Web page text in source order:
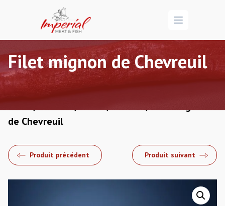
Open menu
Filet mignon de Chevreuil
de Chevreuil
Produit précédent Produit suivant